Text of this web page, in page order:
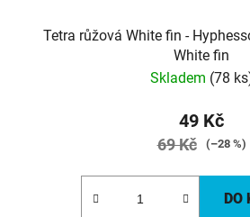
Tetra růžová White fin -
White fin
Skladem (78
49 Kč
69 Kč (–28 %)
DO